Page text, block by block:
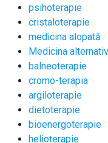
psihoterapie
cristaloterapie
medicina alopată
Medicina
balneoterapie
cromo-terapia
argiloterapie
dietoterapie
bioenergoterapie
helioterapie